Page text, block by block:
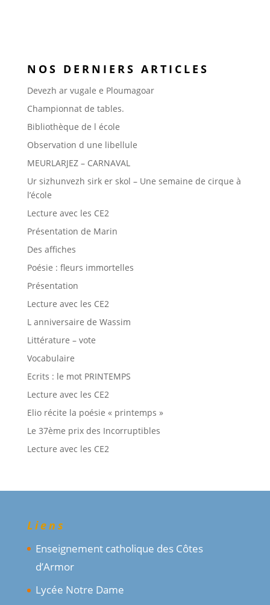
NOS DERNIERS ARTICLES
Devezh ar vugale e Ploumagoar
Championnat de tables.
Bibliothèque de l école
Observation d une libellule
MEURLARJEZ – CARNAVAL
Ur sizhunvezh sirk er skol – Une semaine de cirque à
l’école
Lecture avec les CE2
Présentation de Marin
Des affiches
Poésie : fleurs immortelles
Présentation
Lecture avec les CE2
L anniversaire de Wassim
Littérature – vote
Vocabulaire
Ecrits : le mot PRINTEMPS
Lecture avec les CE2
Elio récite la poésie « printemps »
Le 37ème prix des Incorruptibles
Lecture avec les CE2
Liens
Enseignement catholique des Côtes
d’Armor
Lycée Notre Dame